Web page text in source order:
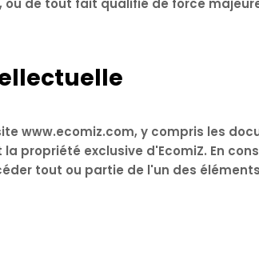
ou de tout fait qualifié de force
www.ecomiz.com, y compris les
la propriété exclusive d'EcomiZ. En
tout ou partie de l'un des